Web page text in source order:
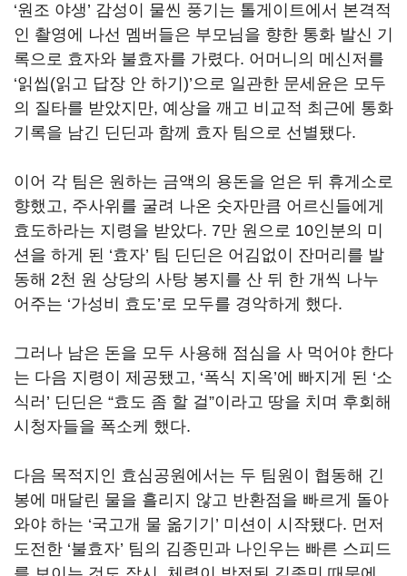
‘원조 야생’ 감성이 물씬 풍기는 톨게이트에서 본격적
인 촬영에 나선 멤버들은 부모님을 향한 통화 발신 기
록으로 효자와 불효자를 가렸다. 어머니의 메신저를
‘읽씹 (읽고 답장 안 하기 )’으로 일관한 문세윤은 모두
의 질타를 받았지만, 예상을 깨고 비교적 최근에 통화
기록을 남긴 딘딘과 함께 효자 팀으로 선별됐다.
이어 각 팀은 원하는 금액의 용돈을 얻은 뒤 휴게소로
향했고, 주사위를 굴려 나온 숫자만큼 어르신들에게
효도하라는 지령을 받았다. 7만 원으로 10인분의 미
션을 하게 된 ‘효자’ 팀 딘딘은 어김없이 잔머리를 발
동해 2천 원 상당의 사탕 봉지를 산 뒤 한 개씩 나누
어주는 ‘가성비 효도’로 모두를 경악하게 했다.
그러나 남은 돈을 모두 사용해 점심을 사 먹어야 한다
는 다음 지령이 제공됐고, ‘폭식 지옥’에 빠지게 된 ‘소
식러 ’ 딘딘은 “효도 좀 할 걸”이라고 땅을 치며 후회해
시청자들을 폭소케 했다.
다음 목적지인 효심공원에서는 두 팀원이 협동해 긴
봉에 매달린 물을 흘리지 않고 반환점을 빠르게 돌아
와야 하는 ‘국고개 물 옮기기 ’ 미션이 시작됐다. 먼저
도전한 ‘불효자’ 팀의 김종민과 나인우는 빠른 스피드